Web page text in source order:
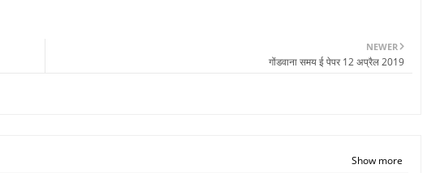
NEWER
गोंडवाना समय ई पेपर 12 अप्रैल 2019
Show more